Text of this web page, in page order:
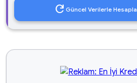
refresh Güncel Verilerle Hesapla